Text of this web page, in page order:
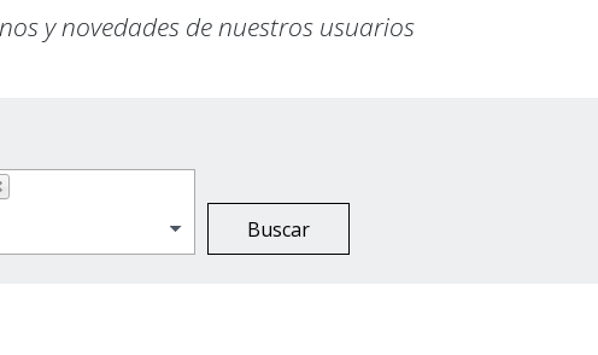
y novedades de nuestros usuarios